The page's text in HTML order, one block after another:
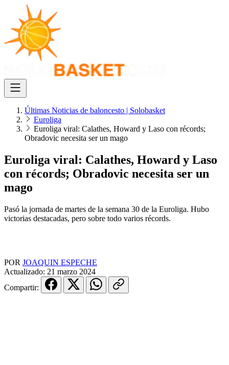
Últimas Noticias de baloncesto | Solobasket
Euroliga
Euroliga viral: Calathes, Howard y Laso con récords;
Obradovic necesita ser un mago
Euroliga viral: Calathes, Howard y Laso
con récords; Obradovic necesita ser un
mago
Pasó la jornada de martes de la semana 30 de la Euroliga. Hubo
victorias destacadas, pero sobre todo varios récords.
POR JOAQUIN ESPECHE
Actualizado: 21 marzo 2024
Compartir: